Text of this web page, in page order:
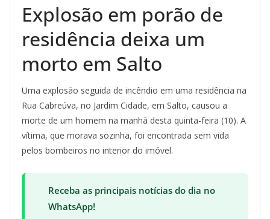
Explosão em porão de
residência deixa um
morto em Salto
Uma explosão seguida de incêndio em uma residência na
Rua Cabreúva, no Jardim Cidade, em Salto, causou a
morte de um homem na manhã desta quinta-feira (10). A
vítima, que morava sozinha, foi encontrada sem vida
pelos bombeiros no interior do imóvel.
Receba as principais notícias do dia no
WhatsApp!